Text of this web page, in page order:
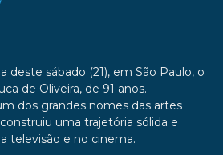
deste sábado (21), em São Paulo, o
de Oliveira, de 91 anos.
dos grandes nomes das artes
uma trajetória sólida e
televisão e no cinema.